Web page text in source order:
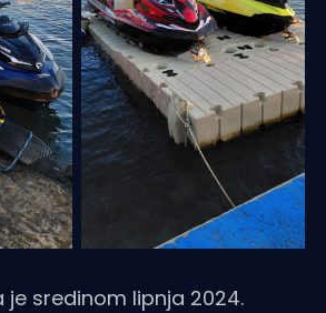
je sredinom lipnja 2024.